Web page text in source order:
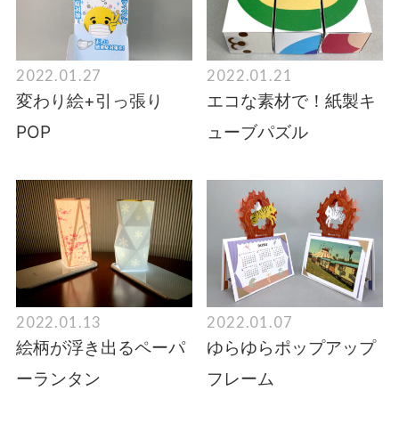
2022.01.27
変わり絵+引っ張り
POP
2022.01.21
エコな素材で！紙製キ
ューブパズル
2022.01.13
絵柄が浮き出るペーパ
ーランタン
2022.01.07
ゆらゆらポップアップ
フレーム